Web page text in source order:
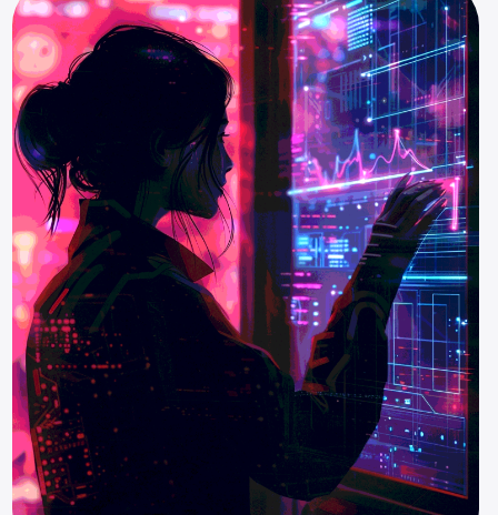
Длительность
Формат
9 месяцев
4 ак.ч. в неделю,
Живое общение с